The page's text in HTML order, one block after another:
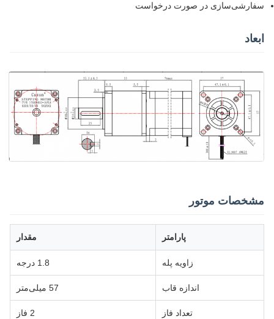
سفارشی‌سازی در صورت درخواست
ابعاد
مشخصات موتور
پارامتر مقدار
زاویه پله 1.8 درجه
اندازه قاب 57 میلی‌متر
تعداد فاز